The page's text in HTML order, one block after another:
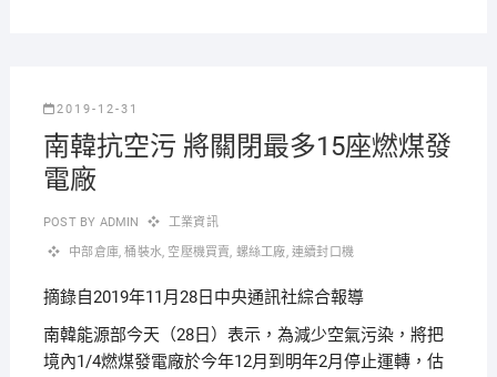
2019-12-31
南韓抗空污 將關閉最多15座燃煤發
電廠
POST BY ADMIN 工業資訊
中部倉庫,桶裝水, 空壓機買賣, 螺絲工廠,連續封口機
摘錄自2019年11月28日中央通訊社綜合報導
南韓能源部今天（28日）表示，為減少空氣污染，將把
境內1/4燃煤發電廠於今年12月到明年2月停止運轉，估